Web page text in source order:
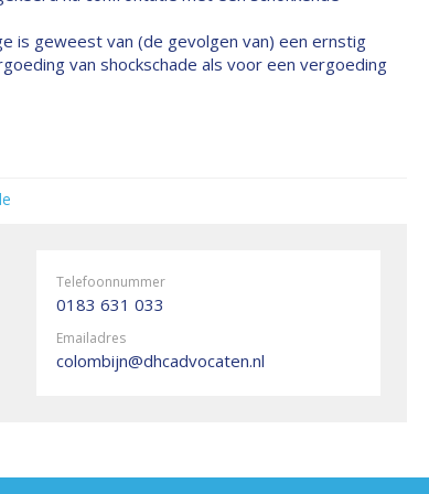
is geweest van (de gevolgen van) een ernstig
van shockschade als voor een vergoeding
Telefoonnummer
0183 631 033
Emailadres
colombijn@dhcadvocaten.nl